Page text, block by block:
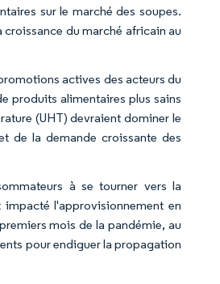
sur le marché des soupes.
du marché africain au
actives des acteurs du
produits alimentaires plus sains
(UHT) devraient dominer le
de la demande croissante des
à se tourner vers la
l'approvisionnement en
mois de la pandémie, au
pour endiguer la propagation